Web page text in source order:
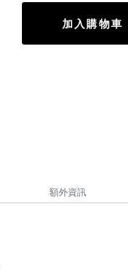
加入購物車
額外資訊